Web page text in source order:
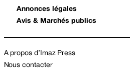
Annonces légales
Avis & Marchés publics
A propos d’Imaz Press
Nous contacter